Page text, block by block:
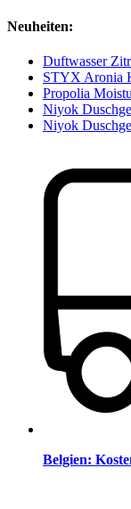
Neuheiten:
Duftwasser
STYX Aronia
Propolia
Niyok
Niyok
Belgien: